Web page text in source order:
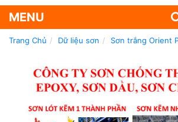
MENU
Trang Chủ Dữ liệu sơn Sơn trắng Orient